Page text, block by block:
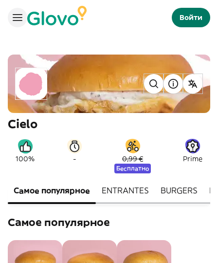
Войти
Cielo
100% - 0,99 €
Бесплатно
Prime
Самое популярное ENTRANTES BURGERS
Самое популярное